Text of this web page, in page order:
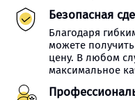
Безопасная
Благодаря
можете
цену. В любом
максимальное